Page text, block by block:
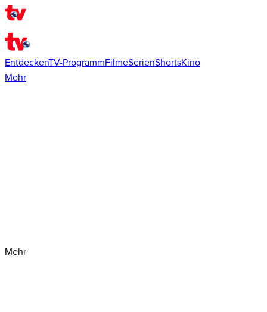
EntdeckenTV-ProgrammFilmeSerienShortsKino
Mehr
Mehr